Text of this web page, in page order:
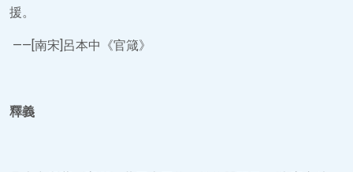
援。
——[南宋]呂本中《官箴》
釋義